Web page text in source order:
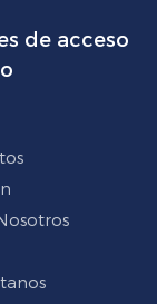
de acceso